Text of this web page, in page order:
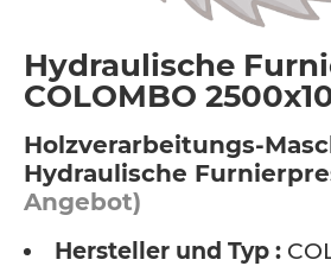
Hydraulische
COLOMBO
Holzverarbeitungs-
Hydraulische
Angebot)
Hersteller und Typ :